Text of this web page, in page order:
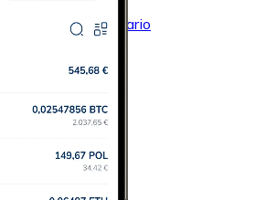
con bonifico bancario